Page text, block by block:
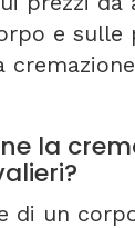
e sulle
la
di un